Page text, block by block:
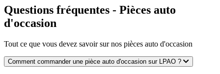
Questions fréquentes - Pièces auto
d'occasion
Tout ce que vous devez savoir sur nos pièces auto d'occasion
Comment commander une pièce auto d'occasion sur LPAO ?